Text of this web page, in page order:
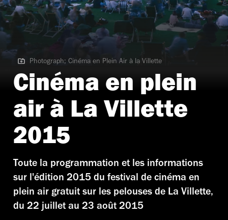
Photograph; Cinéma en Plein Air à la Villette
Photograph; Cinéma en Plein Air à la Villette
Cinéma en plein
air à La Villette
2015
Toute la programmation et les informations
sur l'édition 2015 du festival de cinéma en
plein air gratuit sur les pelouses de La Villette,
du 22 juillet au 23 août 2015